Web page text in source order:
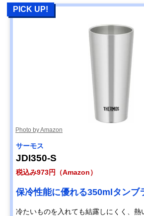
PICK UP!
Photo by Amazon
サーモス
JDI350-S
税込み973円（Amazon）
保冷性能に優れる350mlタンブ
冷たいものを入れても結露しにくく、熱